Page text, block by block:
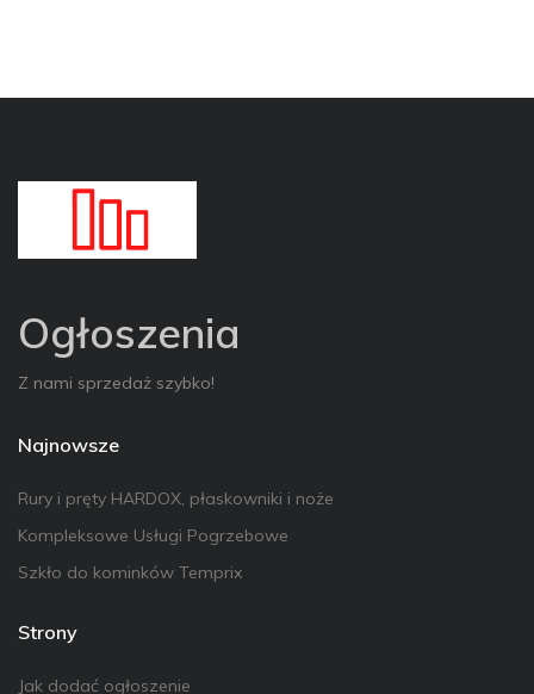
Ogłoszenia
Z nami sprzedaż szybko!
Najnowsze
Rury i pręty HARDOX, płaskowniki i noże
Kompleksowe Usługi Pogrzebowe
Szkło do kominków Temprix
Strony
Jak dodać ogłoszenie